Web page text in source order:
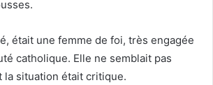
était une femme de foi, très engagée
catholique. Elle ne semblait pas
la situation était critique.